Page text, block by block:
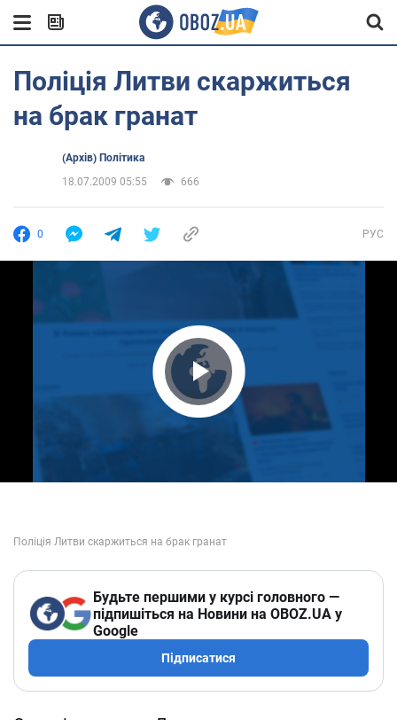
Поліція Литви скаржиться
на брак гранат
(Архів) Політика
18.07.2009 05:55
666
0 РУС
Play Video
Будьте першими у курсі головного —
підпишіться на Новини на OBOZ.UA у
Google
Підписатися